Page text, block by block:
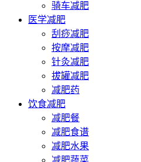
骑车减肥
医学减肥
刮痧减肥
按摩减肥
针灸减肥
拔罐减肥
减肥药
饮食减肥
减肥餐
减肥食谱
减肥水果
减肥蔬菜